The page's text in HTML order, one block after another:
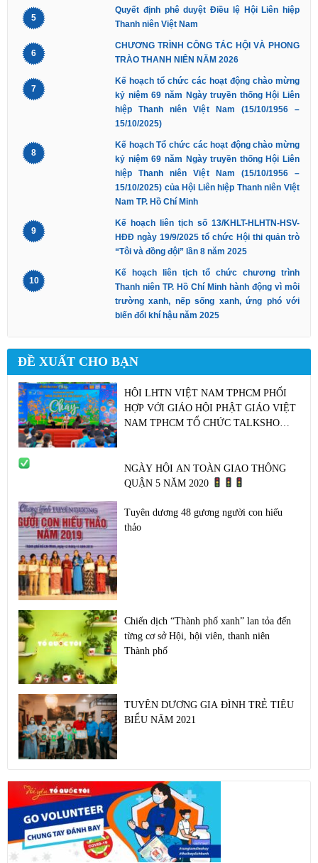
5
Quyết định phê duyệt Điều lệ Hội Liên hiệp
Thanh niên Việt Nam
6
CHƯƠNG TRÌNH CÔNG TÁC HỘI VÀ PHONG
TRÀO THANH NIÊN NĂM 2026
7
Kế hoạch tổ chức các hoạt động chào mừng
kỷ niệm 69 năm Ngày truyền thống Hội Liên
hiệp Thanh niên Việt Nam (15/10/1956 –
15/10/2025)
8
Kế hoạch Tổ chức các hoạt động chào mừng
kỷ niệm 69 năm Ngày truyền thống Hội Liên
hiệp Thanh niên Việt Nam (15/10/1956 –
15/10/2025) của Hội Liên hiệp Thanh niên Việt
Nam TP. Hồ Chí Minh
9
Kế hoạch liên tịch số 13/KHLT-HLHTN-HSV-
HĐĐ ngày 19/9/2025 tổ chức Hội thi quản trò
“Tôi và đồng đội” lần 8 năm 2025
10
Kế hoạch liên tịch tổ chức chương trình
Thanh niên TP. Hồ Chí Minh hành động vì môi
trường xanh, nếp sống xanh, ứng phó với
biến đổi khí hậu năm 2025
ĐỀ XUẤT CHO BẠN
HỘI LHTN VIỆT NAM TPHCM PHỐI
HỢP VỚI GIÁO HỘI PHẬT GIÁO VIỆT
NAM TPHCM TỔ CHỨC TALKSHOW
NGÀY HỘI AN TOÀN GIAO THÔNG
QUẬN 5 NĂM 2020
Tuyên dương 48 gương người con hiếu
thảo
Chiến dịch “Thành phố xanh” lan tỏa đến
từng cơ sở Hội, hội viên, thanh niên
Thành phố
TUYÊN DƯƠNG GIA ĐÌNH TRẺ TIÊU
BIỂU NĂM 2021